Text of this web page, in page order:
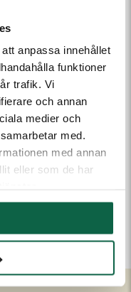
anpassa innehållet
funktioner
trafik. Vi
och annan
medier och
med.
med annan
eller som de har